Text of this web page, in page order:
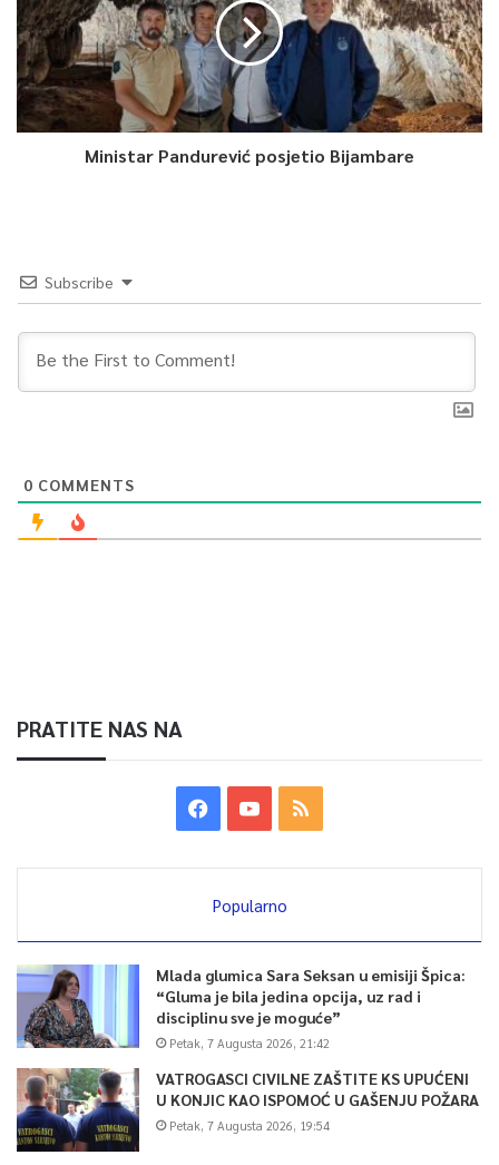
Ministar Pandurević posjetio Bijambare
Subscribe
0 COMMENTS
PRATITE NAS NA
Popularno
Mlada glumica Sara Seksan u emisiji Špica:
“Gluma je bila jedina opcija, uz rad i
disciplinu sve je moguće”
Petak, 7 Augusta 2026, 21:42
VATROGASCI CIVILNE ZAŠTITE KS UPUĆENI
U KONJIC KAO ISPOMOĆ U GAŠENJU POŽARA
Petak, 7 Augusta 2026, 19:54